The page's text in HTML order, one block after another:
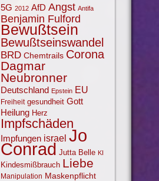
5G 2012 AfD Angst Antifa
Benjamin Fulford
Bewußtsein
Bewußtseinswandel
BRD Chemtrails Corona
Dagmar
Neubronner
Deutschland Epstein EU
Freiheit gesundheit Gott
Heilung Herz
Impfschäden
Impfungen israel Jo
Conrad Jutta Belle KI
Kindesmißbrauch Liebe
Manipulation Maskenpflicht